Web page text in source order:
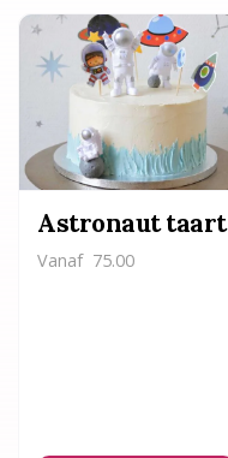
Astronaut taart
Vanaf 75.00